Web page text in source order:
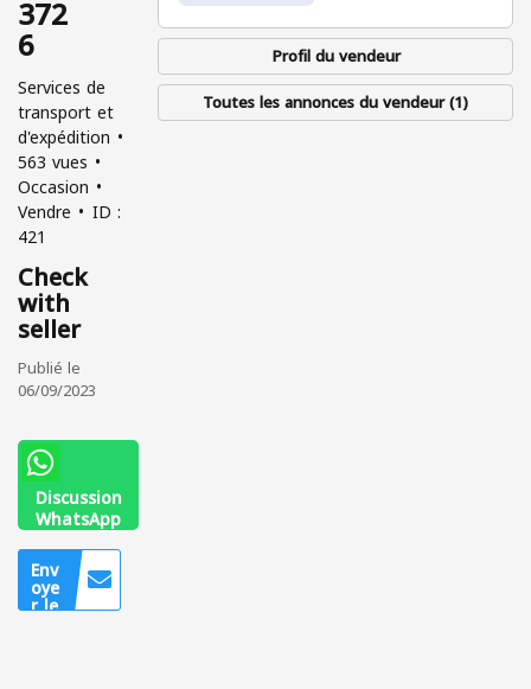
372
6
Services de
transport et
d'expédition
563 vues
Occasion
Vendre ID :
421
Check
with
seller
Publié le
06/09/2023
Discussion
WhatsApp
0565753726
Env
oye
r le
Profil du vendeur
Toutes les annonces du vendeur (1)